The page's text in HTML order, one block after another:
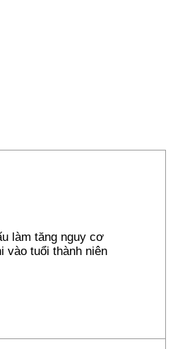
làm tăng nguy cơ
vào tuổi thành niên